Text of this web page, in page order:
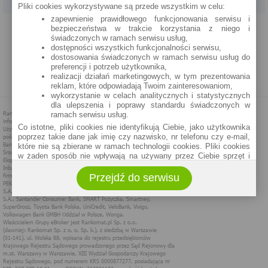
PROGRAM PARTNERSKI O NAS REKLAMA REGULAMIN
POLITYKA PRYWATNOŚCI POLITYKA COOKIES ZASADY PLASOWANIA
Pliki cookies wykorzystywane są przede wszystkim w celu:
zapewnienie prawidłowego funkcjonowania serwisu i
bezpieczeństwa w trakcie korzystania z niego i
świadczonych w ramach serwisu usług,
dostępności wszystkich funkcjonalności serwisu,
dostosowania świadczonych w ramach serwisu usług do
preferencji i potrzeb użytkownika,
realizacji działań marketingowych, w tym prezentowania
reklam, które odpowiadają Twoim zainteresowaniom,
wykorzystanie w celach analitycznych i statystycznych
dla ulepszenia i poprawy standardu świadczonych w
ramach serwisu usług.
Co istotne, pliki cookies nie identyfikują Ciebie, jako użytkownika
poprzez takie dane jak imię czy nazwisko, nr telefonu czy e-mail,
które nie są zbierane w ramach technologii cookies. Pliki cookies
w żaden sposób nie wpływają na używany przez Ciebie sprzęt i
Zakres wykorzystywania plików cookies możliwy jest do
określenia w ustawieniach przeglądarki każdego użytkownika. Bez
wprowadzenia zmian ustawień, informacje w plikach cookies mogą
być zapisywane w pamięci Twojego urządzenia.
Administratorem danych pozyskiwanych w technologii cookies jest
spółka Rankomat.pl Sp. z o.o. (dawniej: Rankomat Sp. z o. o. Sp.
k.) z siedzibą w Warszawie, ul. Wolska 88, 01 - 141 Warszawa.
Możesz jako użytkownik w każdym czasie skontaktować się z
administratorem pod adresem bok@ebroker.pl, jak również wyrazić
Przejdź do serwisu